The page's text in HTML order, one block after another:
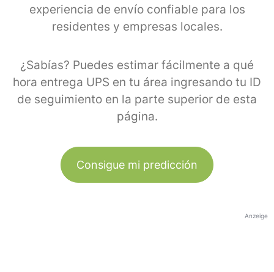
experiencia de envío confiable para los
residentes y empresas locales.
¿Sabías? Puedes estimar fácilmente a qué
hora entrega UPS en tu área ingresando tu ID
de seguimiento en la parte superior de esta
página.
Consigue mi predicción
Anzeige